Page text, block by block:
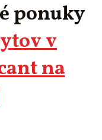
ponuky
v
na